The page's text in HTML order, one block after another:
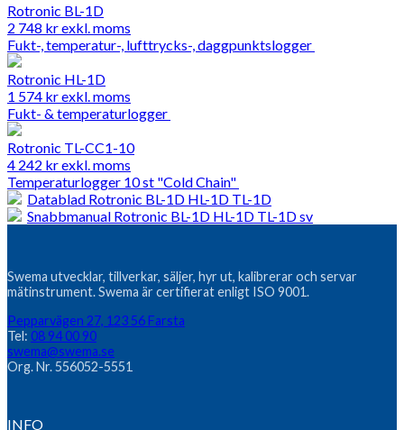
Rotronic BL-1D
2 748 krexkl. moms
Fukt-, temperatur-, lufttrycks-, daggpunktslogger
Rotronic HL-1D
1 574 krexkl. moms
Fukt- & temperaturlogger
Rotronic TL-CC1-10
4 242 krexkl. moms
Temperaturlogger 10 st "Cold Chain"
Datablad Rotronic BL-1D HL-1D TL-1D
Snabbmanual Rotronic BL-1D HL-1D TL-1D sv
Swema utvecklar, tillverkar, säljer, hyr ut, kalibrerar och servar
mätinstrument. Swema är certifierat enligt ISO 9001.
Pepparvägen 27, 123 56 Farsta
Tel: 08 94 00 90
swema@swema.se
Org. Nr. 556052-5551
INFO